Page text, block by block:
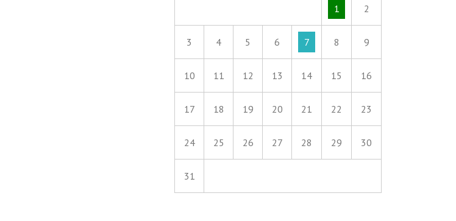
1 2
3 4 5 6 7 8 9
10 11 12 13 14 15 16
17 18 19 20 21 22 23
24 25 26 27 28 29 30
31